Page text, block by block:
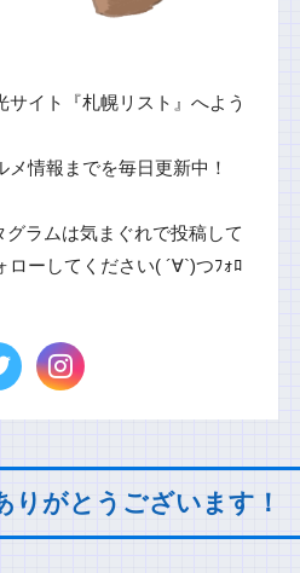
イト『札幌リスト』へよう
情報までを毎日更新中！
ラムは気まぐれで投稿して
ローしてください( ´∀`)つﾌｫﾛ
りがとうございます！